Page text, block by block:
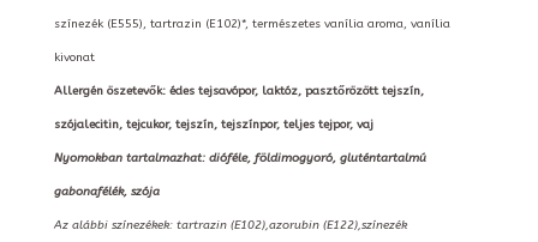
színezék (E555), tartrazin (E102)*, természetes vanília aroma, vanília
kivonat
Allergén öszetevők: édes tejsavópor, laktóz, pasztőrözött tejszín,
szójalecitin, tejcukor, tejszín, tejszínpor, teljes tejpor, vaj
Nyomokban tartalmazhat: dióféle, földimogyoró, gluténtartalmú
gabonafélék, szója
Az alábbi színezékek: tartrazin (E102),azorubin (E122),színezék